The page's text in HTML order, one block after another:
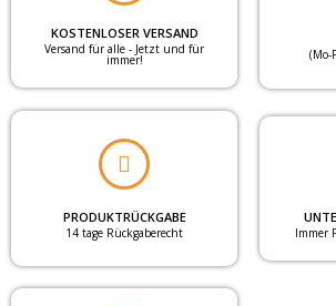
mittel
MONTAGEART
Wandmontage
FENSTERTYP
KOSTENLOSER VERSAND
Versand für alle - Jetzt und für
immer! (Mo-
PRODUKTRÜCKGABE
14 tage Rückgaberecht Immer